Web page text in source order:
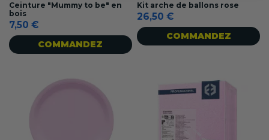
Ceinture "Mummy to be" en
bois
7,50 €
COMMANDEZ
Kit arche de ballons rose
26,50 €
COMMANDEZ